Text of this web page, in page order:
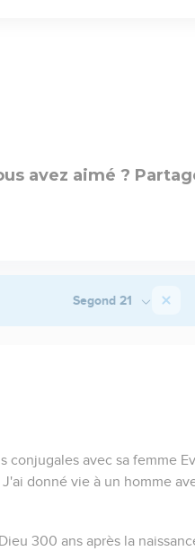
avez aimé ?
Segond 21
conjugales avec sa femme
donné vie à un homme
300 ans après la